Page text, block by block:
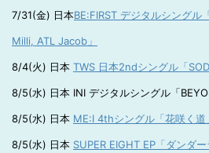
7/31(金) 日本BE:FIRST デジタルシングル
Milli, ATL Jacob」
8/4(火) 日本 TWS 日本2ndシングル「
8/5(水) 日本 INI デジタルシングル「
8/5(水) 日本 ME:I 4thシングル「花咲く道
8/5(水) 日本 SUPER EIGHT EP「ダンダー